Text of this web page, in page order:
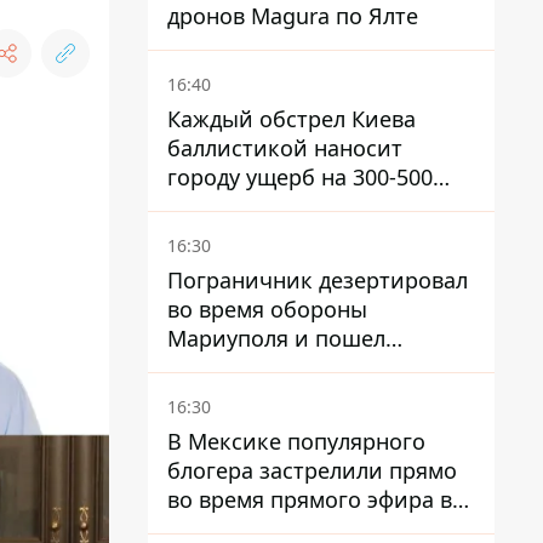
дронов Magura по Ялте
16:40
Каждый обстрел Киева
баллистикой наносит
городу ущерб на 300-500
миллионов - Петр
Пантелеев
16:30
Пограничник дезертировал
во время обороны
Мариуполя и пошел
служить в "ДНР" – ему
объявили подозрение,
16:30
В Мексике популярного
блогера застрелили прямо
во время прямого эфира в
TikTok